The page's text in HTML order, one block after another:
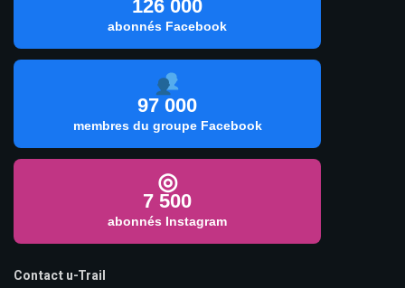
126 000
abonnés Facebook
97 000
membres du groupe Facebook
◎
7 500
abonnés Instagram
Contact u-Trail